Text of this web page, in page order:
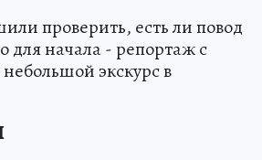
проверить, есть ли повод
для начала - репортаж с
экскурс в